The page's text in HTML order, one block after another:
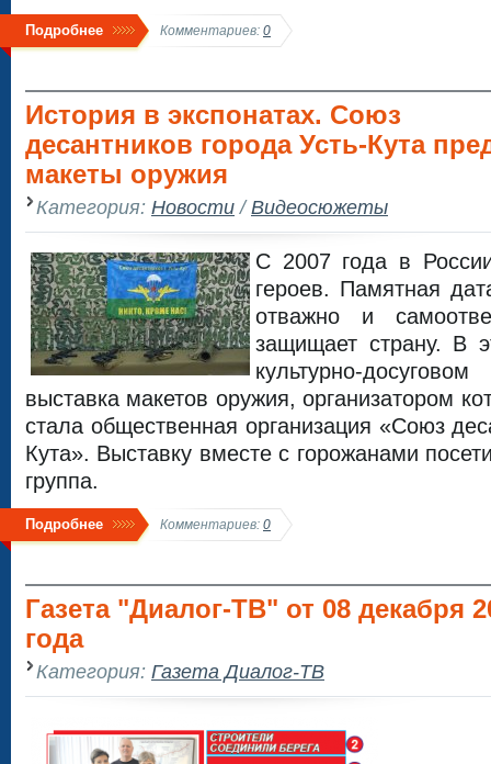
Подробнее Комментариев: 0
История в экспонатах. Союз
десантников города Усть-Кута
макеты оружия
Категория: Новости/Видеосюжеты
С 2007 года в
героев. Памятная
отважно и
защищает страну. В
культурно-
выставка макетов оружия, организатором
стала общественная организация «Союз
Кута». Выставку вместе с горожанами
группа.
Подробнее Комментариев: 0
Газета "Диалог-ТВ" от 08 декабря
года
Категория: Газета Диалог-ТВ